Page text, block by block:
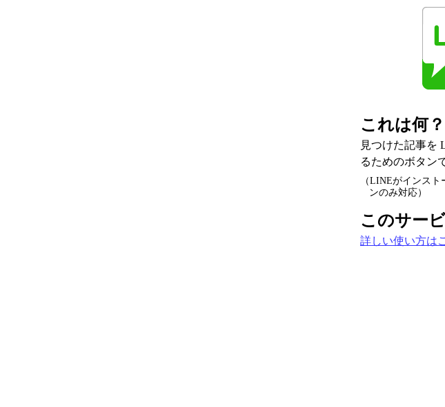
これは何？
見つけた記事を
るためのボタン
（LINEがインス
ンのみ対応）
このサー
詳しい使い方は